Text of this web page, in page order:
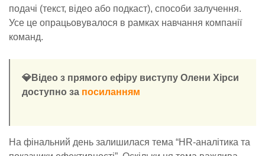
подачі (текст, відео або подкаст), способи залучення.
Усе це опрацьовувалося в рамках навчання компанії
команд.
💎Відео з прямого ефіру виступу Олени Хірси
доступно за посиланням
На фінальний день залишилася тема “HR-аналітика та